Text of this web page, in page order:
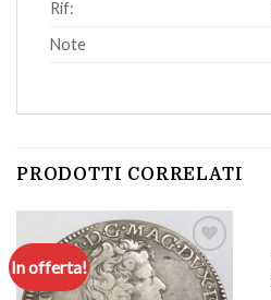
Rif:
Note
PRODOTTI CORRELATI
In offerta!